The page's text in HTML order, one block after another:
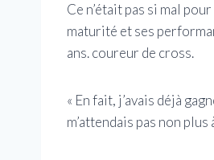
Ce n’était pas si mal
maturité et ses
ans. coureur de cross.
« En fait, j’avais déjà
m’attendais pas non